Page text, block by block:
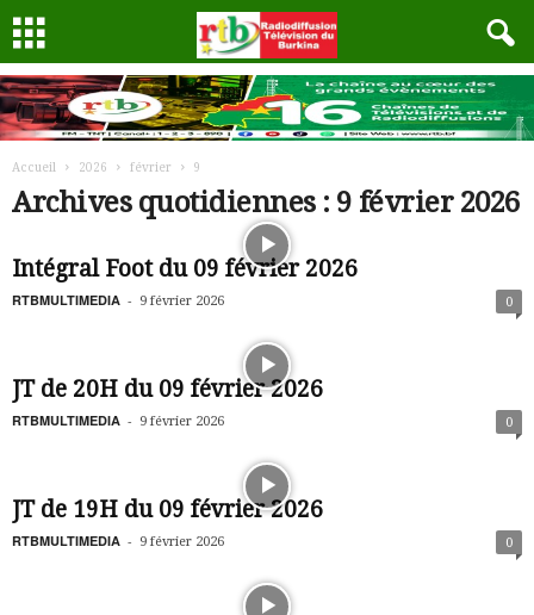
Accueil 2026 février 9
Archives quotidiennes : 9 février 2026
Intégral Foot du 09 février 2026
RTBMULTIMEDIA - 9 février 2026 0
JT de 20H du 09 février 2026
RTBMULTIMEDIA - 9 février 2026 0
JT de 19H du 09 février 2026
RTBMULTIMEDIA - 9 février 2026 0